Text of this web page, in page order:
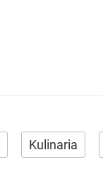
Kulinaria